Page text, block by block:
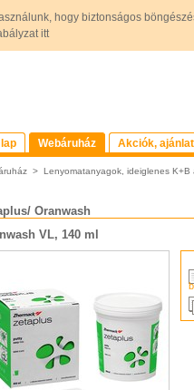
hogy biztonságos
itt
Webáruház
Akciók,
> Lenyomatanyagok, ideiglenes K+B
Oranwash
VL, 140 ml